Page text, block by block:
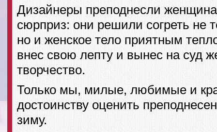
Дизайнеры преподнесли
сюрприз: они решили согреть не
но и женское тело приятным
внес свою лепту и вынес на суд
творчество.
Только мы, милые, любимые и
достоинству оценить
зиму.